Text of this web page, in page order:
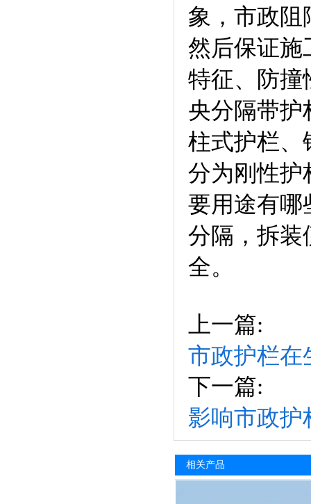
象，市政阻
然后保证施
特征、防撞
央分隔带护
柱式护栏、
分为刚性护
要用途有哪
分隔，拆装
全
上一篇:
市政护栏在
下一篇:
影响市政护
相关产品